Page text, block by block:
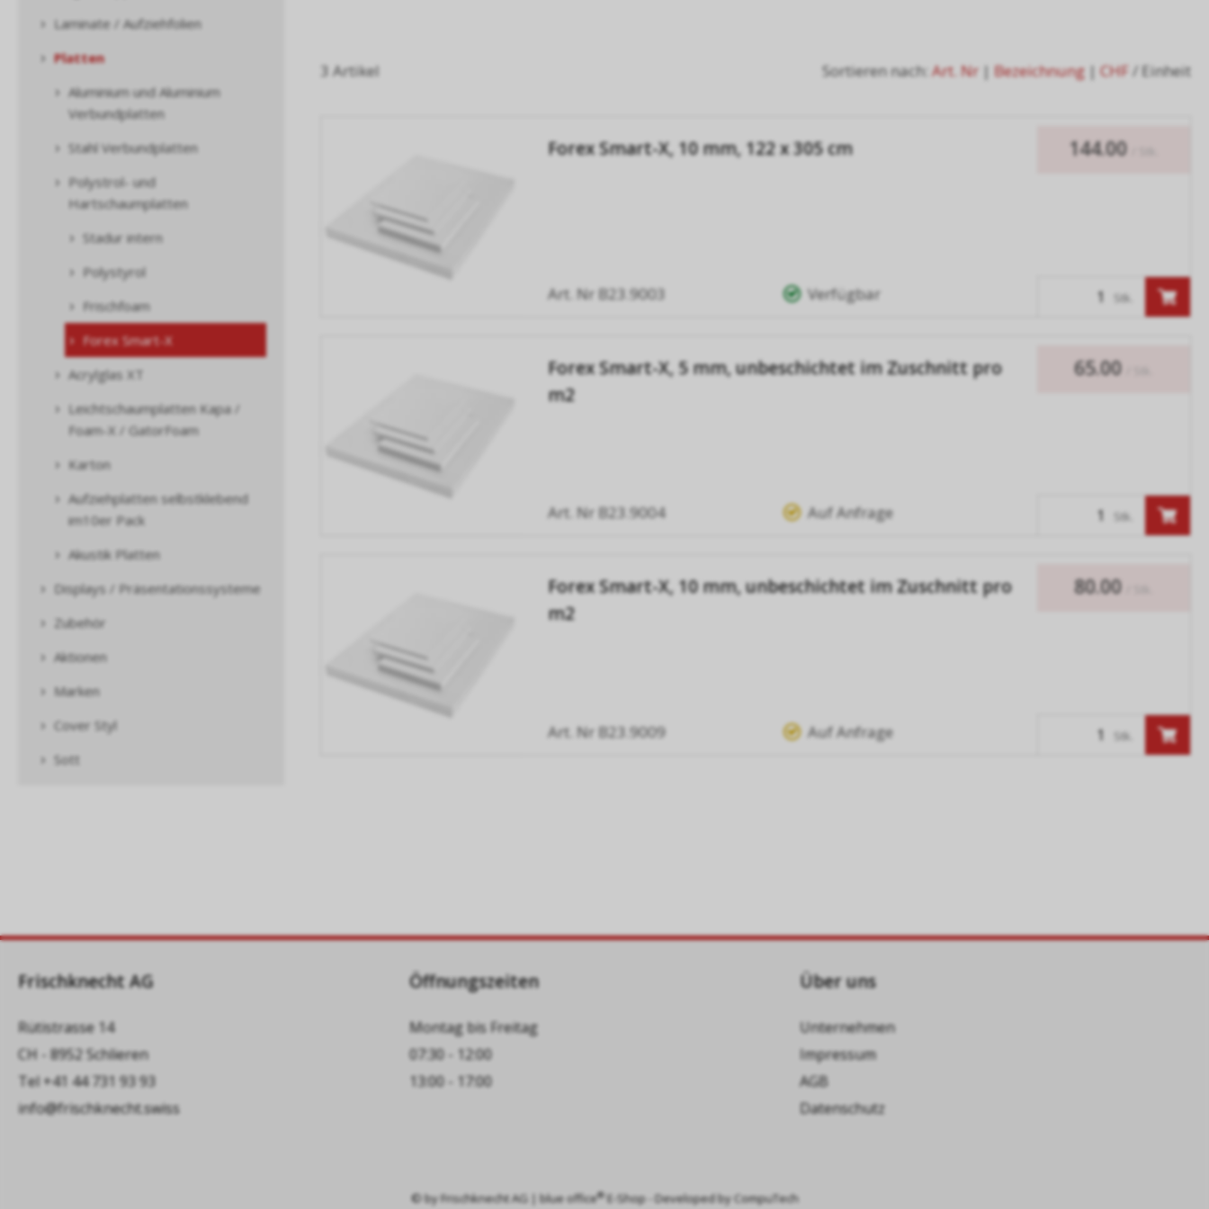
Laminate / Aufziehfolien
Platten
Aluminium und Aluminium
Verbundplatten
Stahl Verbundplatten
Polystrol- und
Hartschaumplatten
Stadur intern
Polystyrol
Frischfoam
Forex Smart-X
Acrylglas XT
Leichtschaumplatten Kapa /
Foam-X / GatorFoam
Karton
Aufziehplatten selbstklebend
im10er Pack
Akustik Platten
Displays / Präsentationssysteme
Zubehör
Aktionen
Marken
Cover Styl
Sott
Sortieren nach:Art. Nr | Bezeichnung |CHF / Einheit
3 Artikel
144.00
Forex Smart-X, 10 mm, 122 x 305 cm
Art. Nr B23.9003 Verfügbar Stk.
65.00
Forex Smart-X, 5 mm, unbeschichtet im Zuschnitt pro
m2
Art. Nr B23.9004 Auf Anfrage Stk.
80.00
Forex Smart-X, 10 mm, unbeschichtet im Zuschnitt pro
m2
Art. Nr B23.9009 Auf Anfrage Stk.
Frischknecht AG
Rütistrasse 14
CH - 8952 Schlieren
Tel+41 44 731 93 93
info@frischknecht.swiss
Öffnungszeiten
Montag bis Freitag
07:30 - 12:00
13:00 - 17:00
Über uns
Unternehmen
Impressum
AGB
Datenschutz
© byFrischknecht AG| blue office®E-Shop - Developed byCompuTech